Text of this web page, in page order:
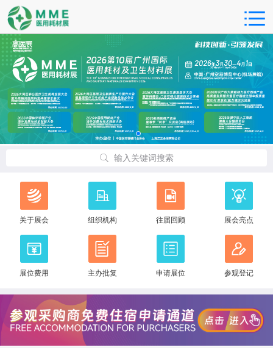
输入关键词搜索
关于展会 组织机构 往届回顾 展会亮点
展位费用 主办批复 申请展位 参观登记